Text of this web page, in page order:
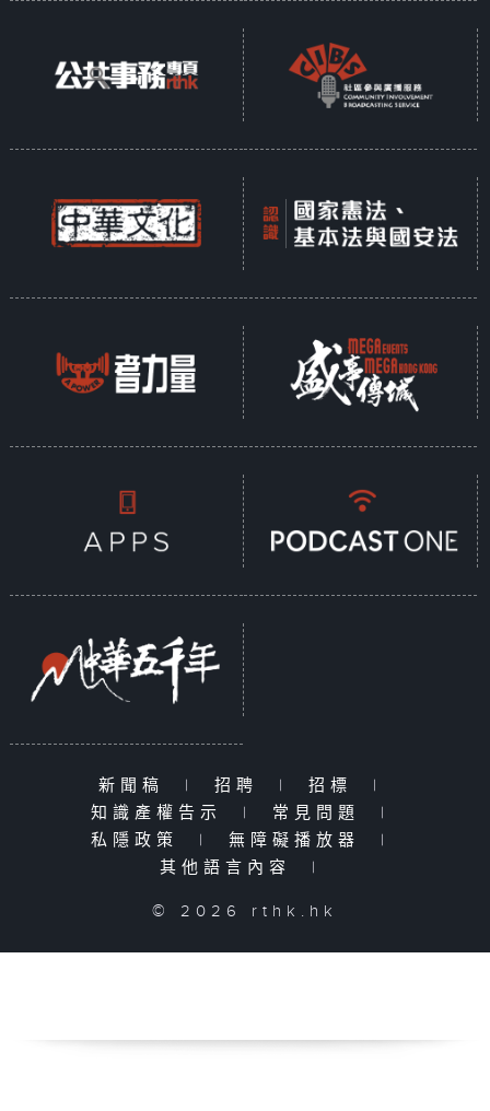
新聞稿 | 招聘 | 招標
|
知識產權告示
| 常見問題
|
私隱政策
| 無障礙播放器
|
其他語言內容
|
© 2026 rthk.hk